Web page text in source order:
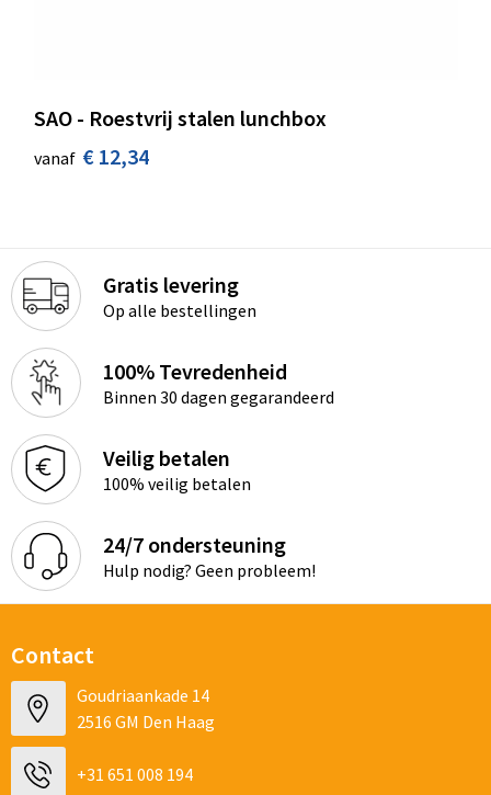
SAO - Roestvrij stalen lunchbox
vanaf € 12,34
Gratis levering
Op alle bestellingen
100% Tevredenheid
Binnen 30 dagen gegarandeerd
Veilig betalen
100% veilig betalen
24/7 ondersteuning
Hulp nodig? Geen probleem!
Contact
Goudriaankade 14
2516 GM Den Haag
+31 651 008 194